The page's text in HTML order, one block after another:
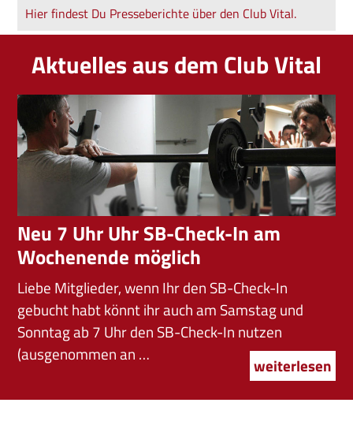
Hier findest Du Presseberichte über den Club Vital.
Aktuelles aus dem Club Vital
Neu 7 Uhr Uhr SB-Check-In am
Wochenende möglich
Liebe Mitglieder, wenn Ihr den SB-Check-In
gebucht habt könnt ihr auch am Samstag und
Sonntag ab 7 Uhr den SB-Check-In nutzen
(ausgenommen an …
weiterlesen